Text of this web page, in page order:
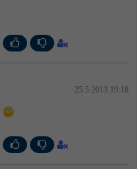
25.5.2013 19:18